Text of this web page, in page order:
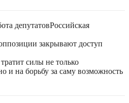
депутатовРоссийская
закрывают доступ
силы не только
и на борьбу за саму возможность